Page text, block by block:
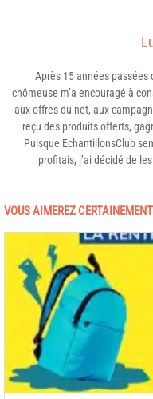
Après 15 années
chômeuse m’a encouragé à
aux offres du net, aux
reçu des produits offerts,
Puisque EchantillonsClub
profitais, j’ai décidé de
VOUS AIMEREZ